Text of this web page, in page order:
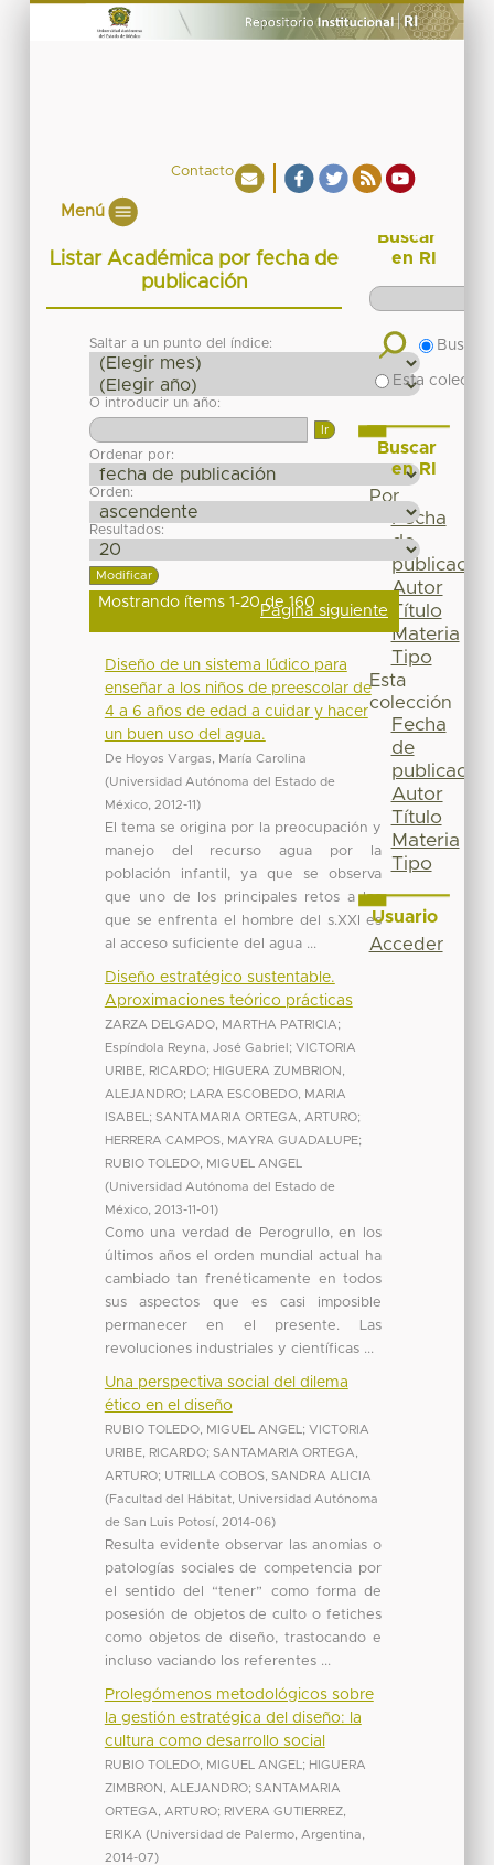
Contacto
Menú
Listar Académica por fecha de
publicación
Saltar a un punto del índice:
O introducir un año:
Ordenar por:
Orden:
Resultados:
Mostrando ítems 1-20 de 160Página siguiente
Diseño de un sistema lúdico para
enseñar a los niños de preescolar de
4 a 6 años de edad a cuidar y hacer
un buen uso del agua.
De Hoyos Vargas, María Carolina
(Universidad Autónoma del Estado de
México, 2012-11)
El tema se origina por la preocupación y
manejo del recurso agua por la
población infantil, ya que se observa
que uno de los principales retos a los
que se enfrenta el hombre del s.XXI es
al acceso suficiente del agua ...
Diseño estratégico sustentable.
Aproximaciones teórico prácticas
ZARZA DELGADO, MARTHA PATRICIA;
Espíndola Reyna, José Gabriel ; VICTORIA
URIBE, RICARDO; HIGUERA ZUMBRION,
ALEJANDRO;
LARA ESCOBEDO, MARIA
ISABEL
; SANTAMARIA ORTEGA, ARTURO;
HERRERA CAMPOS, MAYRA GUADALUPE;
RUBIO TOLEDO, MIGUEL ANGEL
(Universidad Autónoma del Estado de
México, 2013-11-01)
Como una verdad de Perogrullo, en los
últimos años el orden mundial actual ha
cambiado tan frenéticamente en todos
sus aspectos que es casi imposible
permanecer en el presente. Las
revoluciones industriales y científicas ...
Una perspectiva social del dilema
ético en el diseño
RUBIO TOLEDO, MIGUEL ANGEL ; VICTORIA
URIBE, RICARDO; SANTAMARIA ORTEGA,
ARTURO; UTRILLA COBOS, SANDRA ALICIA
(Facultad del Hábitat, Universidad Autónoma
de San Luis Potosí, 2014-06)
Resulta evidente observar las anomias o
patologías sociales de competencia por
el sentido del “tener” como forma de
posesión de objetos de culto o fetiches
como objetos de diseño, trastocando e
incluso vaciando los referentes ...
Prolegómenos metodológicos sobre
la gestión estratégica del diseño: la
cultura como desarrollo social
RUBIO TOLEDO, MIGUEL ANGEL ; HIGUERA
ZIMBRON, ALEJANDRO; SANTAMARIA
ORTEGA, ARTURO; RIVERA GUTIERREZ,
ERIKA (Universidad de Palermo, Argentina
2014-07)
Buscar
en RI
Buscar
Esta
Buscar
en RI
Por
Fecha
de
publicación
Autor
Título
Materia
Tipo
Esta
colección
Fecha
de
publicación
Autor
Título
Materia
Tipo
Usuario
Acceder